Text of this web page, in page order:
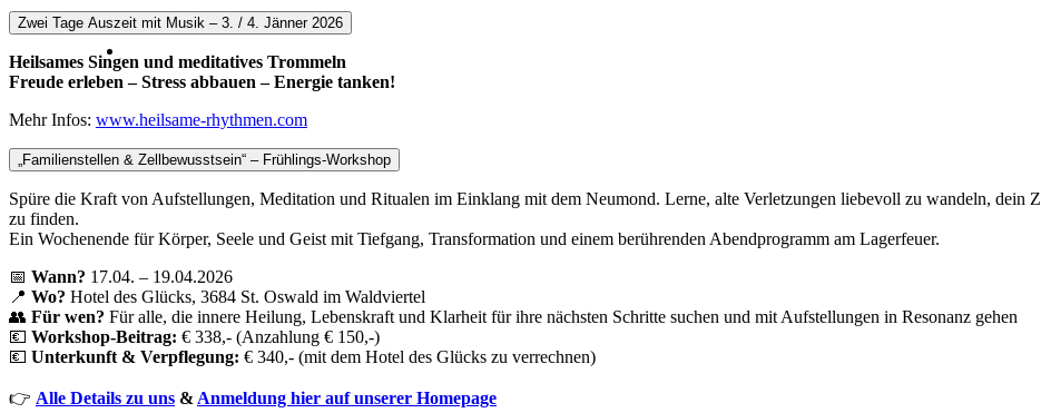
Zwei Tage Auszeit mit Musik – 3. / 4. Jänner 2026
Heilsames Singen und meditatives Trommeln
Freude erleben –Stress abbauen – Energie tanken!
Mehr Infos: www.heilsame-rhythmen.com
„Familienstellen & Zellbewusstsein“ – Frühlings-Workshop
Spüre die Kraft von Aufstellungen, Meditation und Ritualen im Einklang mit dem Neumond. Lerne, alte Verletzungen liebevoll zu wandeln, dein
zu finden.
Ein Wochenende für Körper, Seele und Geist mit Tiefgang, Transformation und einem berührenden Abendprogramm am Lagerfeuer.
📅 Wann? 17.04. – 19.04.2026
📍 Wo? Hotel des Glücks, 3684 St. Oswald im Waldviertel
👥 Für wen? Für alle, die innere Heilung, Lebenskraft und Klarheit für ihre nächsten Schritte suchen und mit Aufstellungen in Resonanz gehen
💶 Workshop-Beitrag: € 338,- (Anzahlung € 150,-)
💶 Unterkunft & Verpflegung: € 340,- (mit dem Hotel des Glücks zu verrechnen)
👉 Alle Details zu uns & Anmeldung hier auf unserer Homepage